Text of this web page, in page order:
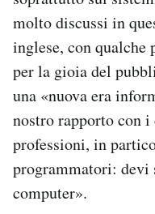
molto discussi in
inglese, con qualche
per la gioia del
una «nuova era
nostro rapporto con
professioni, in
programmatori: devi
computer».